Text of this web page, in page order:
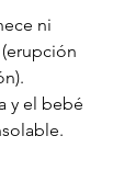
ni
y el bebé